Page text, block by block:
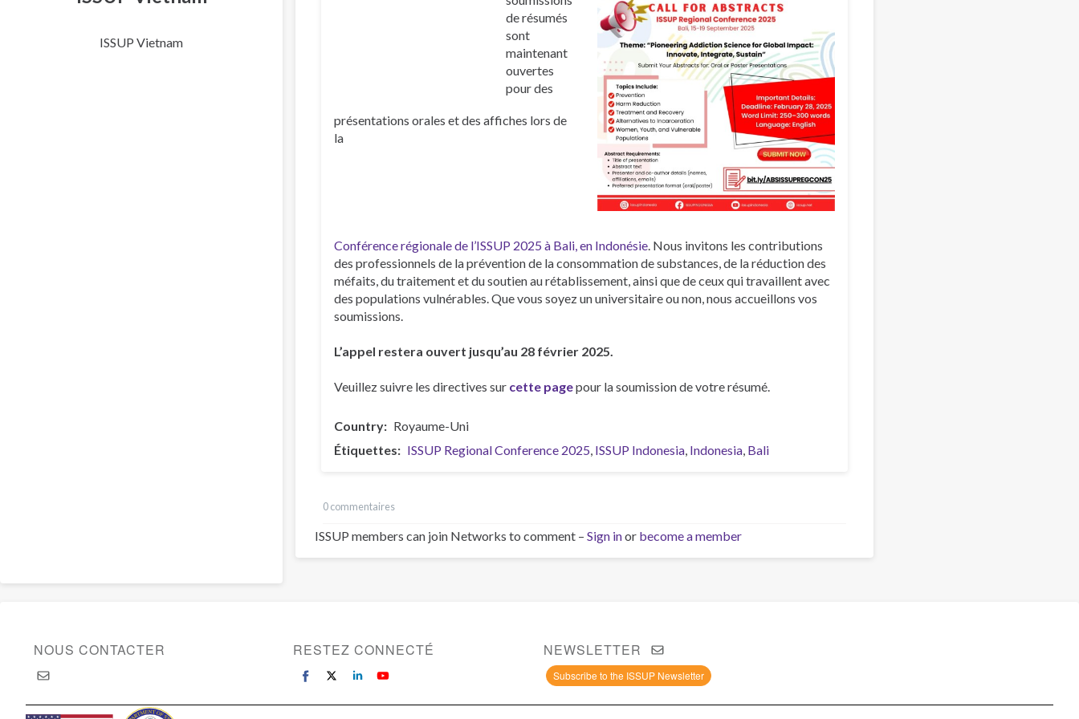
ISSUP Vietnam
de résumés
sont
maintenant
ouvertes
pour des
présentations orales et des affiches lors de
la
Conférence régionale de l’ISSUP 2025 à Bali, en Indonésie. Nous invitons les contributions
des professionnels de la prévention de la consommation de substances, de la réduction des
méfaits, du traitement et du soutien au rétablissement, ainsi que de ceux qui travaillent avec
des populations vulnérables. Que vous soyez un universitaire ou non, nous accueillons vos
soumissions.
L’appel restera ouvert jusqu’au 28 février 2025.
Veuillez suivre les directives sur cette pagepour la soumission de votre résumé.
Country
Royaume-Uni
Étiquettes
ISSUP Regional Conference 2025 ISSUP Indonesia Indonesia Bali
0 commentaires
ISSUP members can join Networks to comment – Sign inor become a member
NOUS CONTACTER RESTEZ CONNECTÉ NEWSLETTER
Subscribe to the ISSUP Newsletter